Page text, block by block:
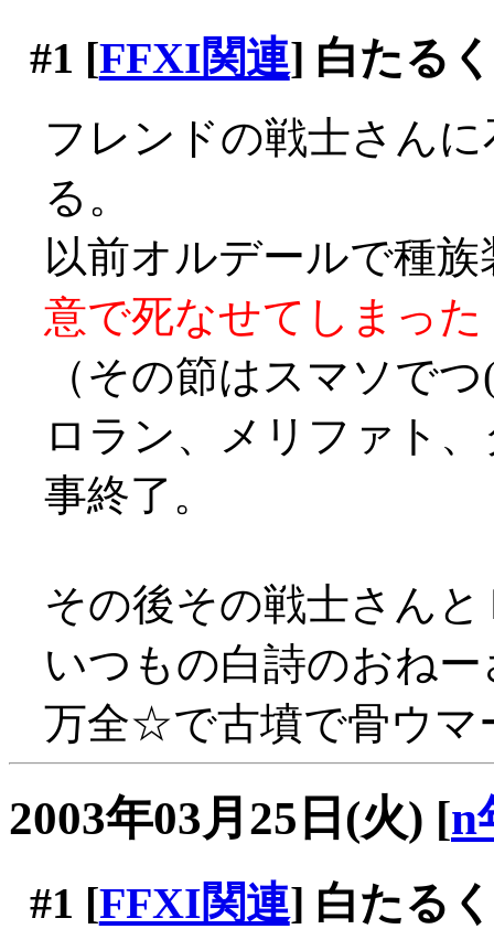
#1 [FFXI関連] 白たる
フレンドの戦士さん
る。
以前オルデールで種
意で死なせてしまった
（その節はスマソで
ロラン、メリファト
事終了。
その後その戦士さん
いつもの白詩のおね
万全☆で古墳で骨ウマ
2003年03月25日(火) [n
#1 [FFXI関連] 白たる